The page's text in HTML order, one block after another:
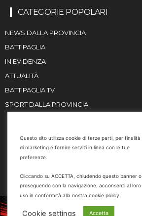
CATEGORIE POPOLARI
NEWS DALLA PROVINCIA
BATTIPAGLIA
IN EVIDENZA
ATTUALITÀ
BATTIPAGLIA TV
SPORT DALLA PROVINCIA
Email
marketing@battipaglia1929.it
carminegaldi@virgilio.it
Questo sito utilizza cookie di terze parti, per finalità
di marketing e fornire servizi in linea con le tue
preferenze.
Cliccando su ACCETTA, chiudendo questo banner o
proseguendo con la navigazione, acconsenti al loro
uso in conformità alla nostra cookie policy.
Cookie settings Accetta